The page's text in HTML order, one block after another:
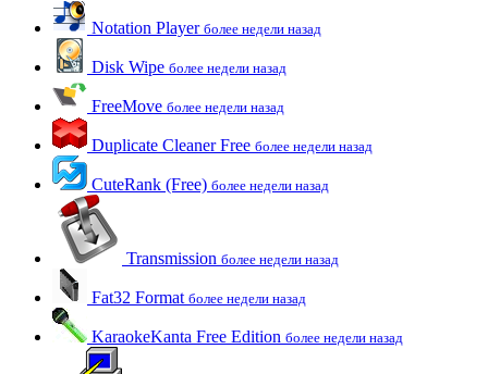
Notation Player более недели назад
Disk Wipe более недели назад
FreeMove более недели назад
Duplicate Cleaner Free более недели назад
CuteRank (Free) более недели назад
Transmission более недели назад
Fat32 Format более недели назад
KaraokeKanta Free Edition более недели назад